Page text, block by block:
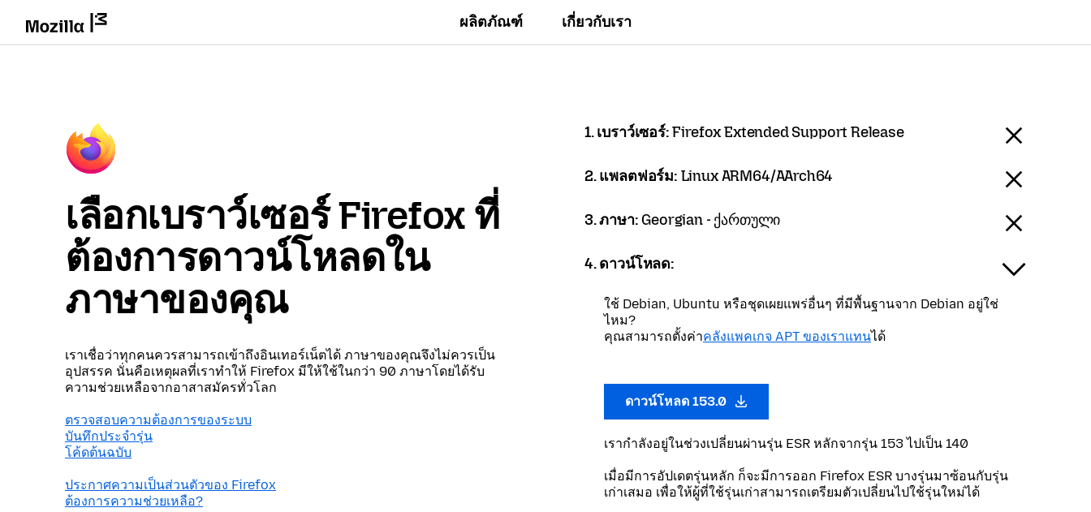
ผลิตภัณฑ์ เกี่ยวกับเรา
เลือกเบราว์เซอร์ Firefox ที่
ต้องการดาวน์โหลดใน
ภาษาของคุณ
เราเชื่อว่าทุกคนควรสามารถเข้าถึงอินเทอร์เน็ตได้ ภาษาของคุณจึงไม่ควรเป็น
อุปสรรค นั่นคือเหตุผลที่เราทำให้ Firefox มีให้ใช้ในกว่า 90 ภาษาโดยได้รับ
ความช่วยเหลือจากอาสาสมัครทั่วโลก
ตรวจสอบความต้องการของระบบ
บันทึกประจำรุ่น
โค้ดต้นฉบับ
ประกาศความเป็นส่วนตัวของ Firefox
ต้องการความช่วยเหลือ?
1. เบราว์เซอร์:Firefox Extended Support Release
2. แพลตฟอร์ม: Linux ARM64/AArch64
3. ภาษา: Georgian - ქართული
4. ดาวน์โหลด:
ใช้ Debian, Ubuntu หรือชุดเผยแพร่อื่นๆ ที่มีพื้นฐานจาก Debian อยู่ใช่
ไหม?
คุณสามารถตั้งค่าคลังแพคเกจ APT ของเราแทนได้
ดาวน์โหลด 153.0
เรากำลังอยู่ในช่วงเปลี่ยนผ่านรุ่น ESR หลักจากรุ่น 153 ไปเป็น 140
เมื่อมีการอัปเดตรุ่นหลัก ก็จะมีการออก Firefox ESR บางรุ่นมาซ้อนกับรุ่น
เก่าเสมอ เพื่อให้ผู้ที่ใช้รุ่นเก่าสามารถเตรียมตัวเปลี่ยนไปใช้รุ่นใหม่ได้